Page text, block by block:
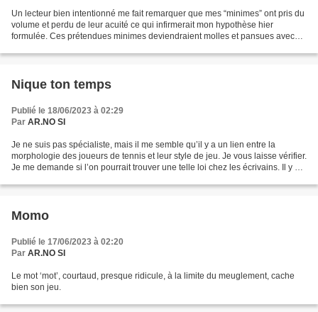
Un lecteur bien intentionné me fait remarquer que mes “minimes” ont pris du
volume et perdu de leur acuité ce qui infirmerait mon hypothèse hier
formulée. Ces prétendues minimes deviendraient molles et pansues avec
Nique ton temps
Publié le 18/06/2023 à 02:29
Par AR.NO SI
Je ne suis pas spécialiste, mais il me semble qu’il y a un lien entre la
morphologie des joueurs de tennis et leur style de jeu. Je vous laisse vérifier.
Je me demande si l’on pourrait trouver une telle loi chez les écrivains. Il y a
Momo
Publié le 17/06/2023 à 02:20
Par AR.NO SI
Le mot ‘mot’, courtaud, presque ridicule, à la limite du meuglement, cache
bien son jeu.